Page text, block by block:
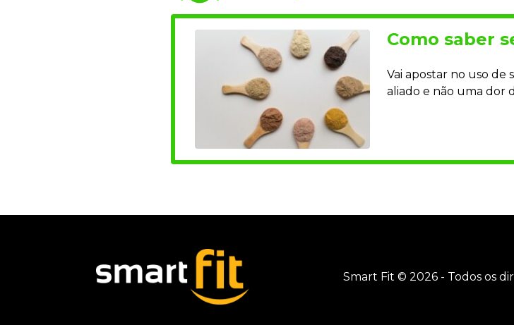
Como saber
Vai apostar no uso de
aliado e não uma dor
Smart Fit © 2026 - Todos os